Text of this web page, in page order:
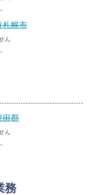
札幌市
ん
田郡
ん
務